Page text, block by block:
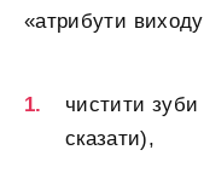
«атрибути виходу
чистити
сказати),